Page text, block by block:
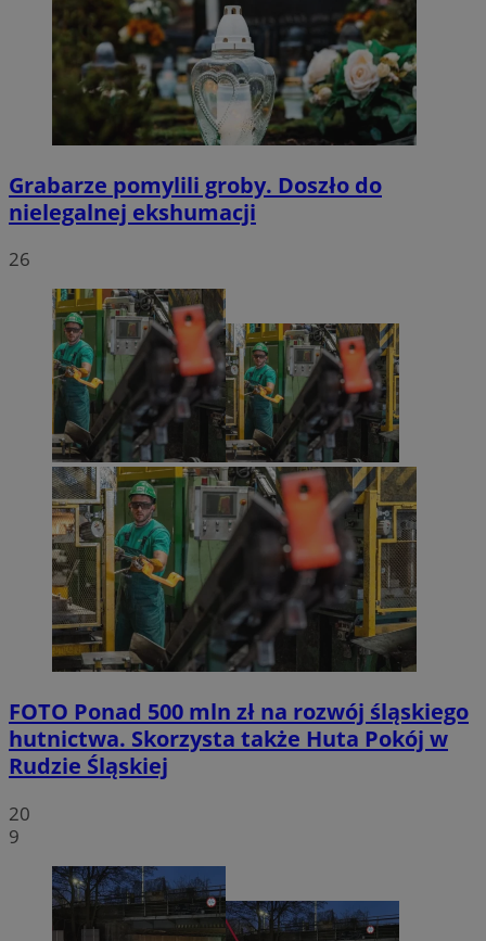
Grabarze pomylili groby. Doszło do
nielegalnej ekshumacji
26
FOTO Ponad 500 mln zł na rozwój śląskiego
hutnictwa. Skorzysta także Huta Pokój w
Rudzie Śląskiej
20
9